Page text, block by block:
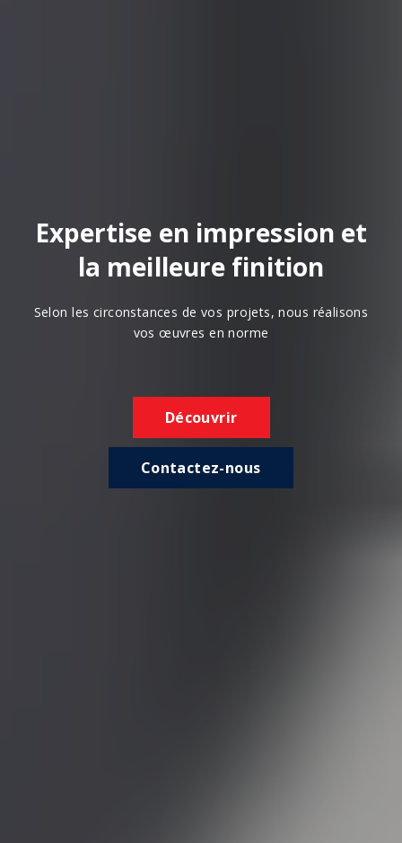
Expertise en impression et
la meilleure finition
Selon les circonstances de vos projets, nous réalisons
vos œuvres en norme
Découvrir
Contactez-nous